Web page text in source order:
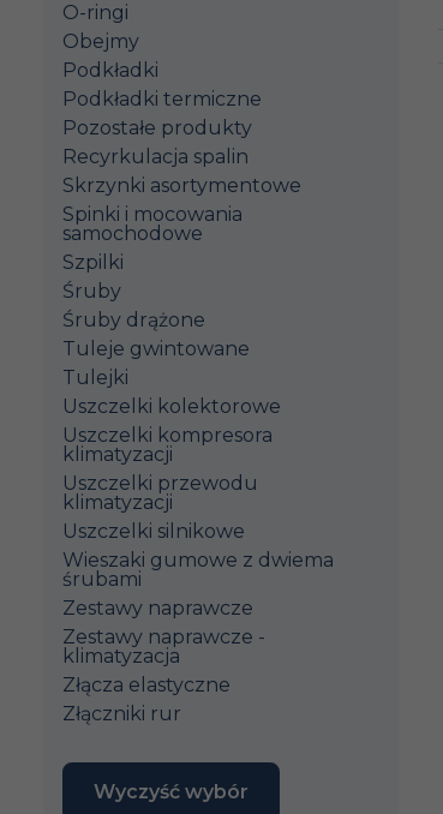
O-ringi
Obejmy
Podkładki
Podkładki termiczne
Pozostałe produkty
Recyrkulacja spalin
Skrzynki asortymentowe
Spinki i mocowania
samochodowe
Szpilki
Śruby
Śruby drążone
Tuleje gwintowane
Tulejki
Uszczelki kolektorowe
Uszczelki kompresora
klimatyzacji
Uszczelki przewodu
klimatyzacji
Uszczelki silnikowe
Wieszaki gumowe z dwiema
śrubami
Zestawy naprawcze
Zestawy naprawcze -
klimatyzacja
Złącza elastyczne
Złączniki rur
Wyczyść wybór